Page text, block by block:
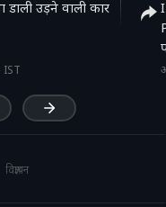
उड़ने वाली कार
IST
विज्ञापन